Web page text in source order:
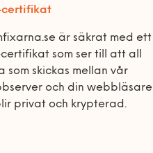
certifikat
är säkrat med ett
certifikat som ser till att all
som skickas mellan vår
och din webbläsare
privat och krypterad.